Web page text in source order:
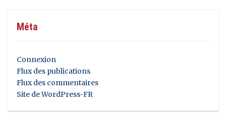
Méta
Connexion
Flux des publications
Flux des commentaires
Site de WordPress-FR